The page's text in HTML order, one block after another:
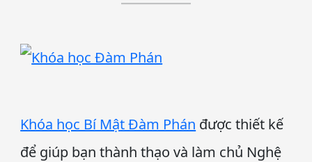
Khóa học Bí Mật Đàm Phán được thiết kế
để giúp bạn thành thạo và làm chủ Nghệ